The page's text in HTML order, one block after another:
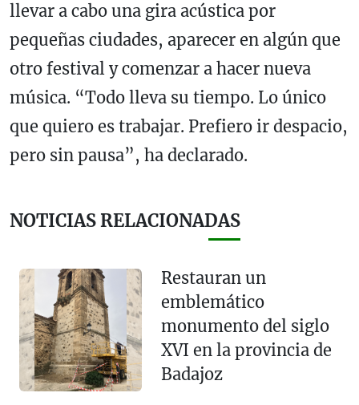
llevar a cabo una gira acústica por
pequeñas ciudades, aparecer en algún que
otro festival y comenzar a hacer nueva
música. “Todo lleva su tiempo. Lo único
que quiero es trabajar. Prefiero ir despacio,
pero sin pausa”, ha declarado.
NOTICIAS RELACIONADAS
Restauran un
emblemático
monumento del siglo
XVI en la provincia de
Badajoz